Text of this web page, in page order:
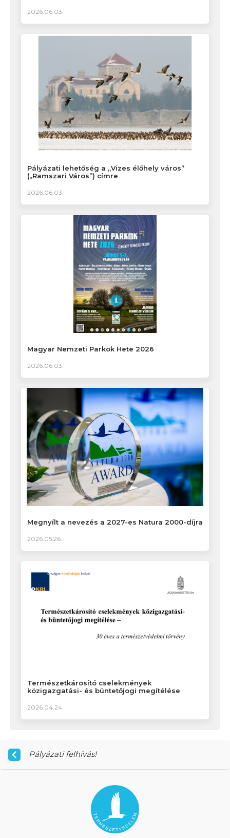
2026.06.03.
Pályázati lehetőség a „Vizes élőhely város”
(„Ramszari Város”) címre
2026.06.03.
Magyar Nemzeti Parkok Hete 2026
2026.06.03.
Megnyílt a nevezés a 2027-es Natura 2000-díjra
2026.05.26.
Természetkárosító cselekmények
közigazgatási- és büntetőjogi megítélése
2026.04.24.
Pályázati felhívás!